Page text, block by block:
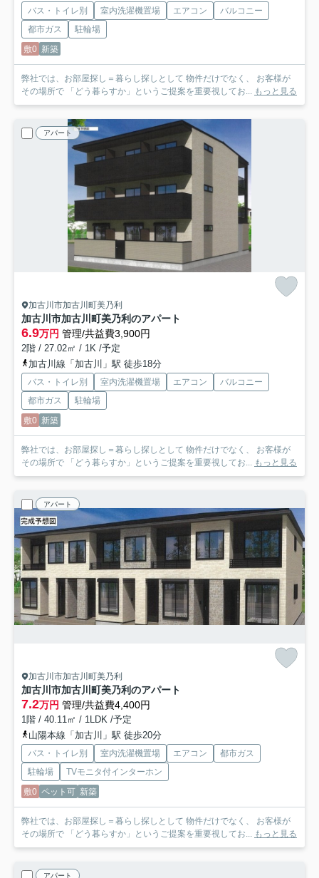
バス・トイレ別 室内洗濯機置場 エアコン
バルコニー
都市ガス
駐輪場
敷0 新築
弊社では、お部屋探し＝暮らし探しとして 物件だけでなく、 お客様が
その場所で 「どう暮らすか」というご提案を重要視してお... もっと見る
アパート
加古川市加古川町美乃利
加古川市加古川町美乃利のアパート
6.9万円 管理/共益費3,900円
2階 / 27.02㎡ / 1K /予定
加古川線「加古川」駅 徒歩18分
バス・トイレ別 室内洗濯機置場 エアコン
バルコニー
都市ガス
駐輪場
敷0 新築
弊社では、お部屋探し＝暮らし探しとして 物件だけでなく、 お客様が
その場所で 「どう暮らすか」というご提案を重要視してお... もっと見る
アパート
加古川市加古川町美乃利
加古川市加古川町美乃利のアパート
7.2万円 管理/共益費4,400円
1階 / 40.11㎡ / 1LDK /予定
山陽本線「加古川」駅 徒歩20分
バス・トイレ別 室内洗濯機置場 エアコン
都市ガス
駐輪場
TVモニタ付インターホン
敷0 ペット可 新築
弊社では、お部屋探し＝暮らし探しとして 物件だけでなく、 お客様が
その場所で 「どう暮らすか」というご提案を重要視してお... もっと見る
アパート